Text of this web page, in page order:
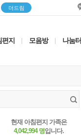
더드림
지 모음방 나눔터
현재 아침편지 가족은
4,042,994 명입니다.